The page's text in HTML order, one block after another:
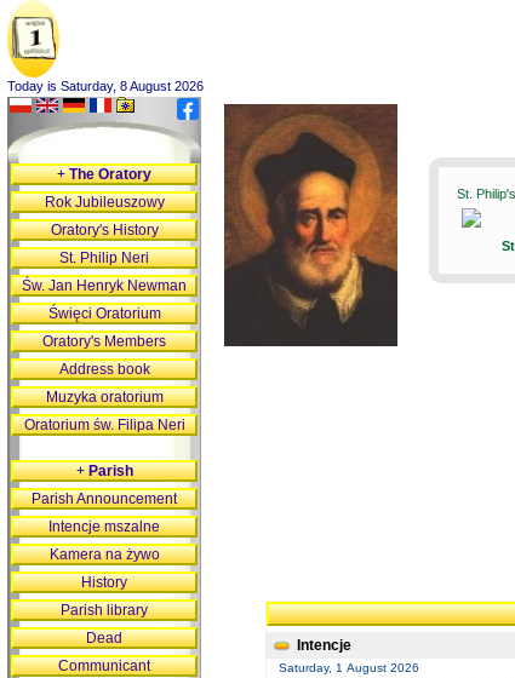
Today is Saturday, 8 August 2026
St.
Intencje
Saturday, 1 August 2026
+The Oratory
Rok Jubileuszowy
Oratory's History
St. Philip Neri
Św. Jan Henryk Newman
Święci Oratorium
Oratory's Members
Address book
Muzyka oratorium
Oratorium św. Filipa Neri
+Parish
Parish Announcement
Intencje mszalne
Kamera na żywo
History
Parish library
Dead
Communicant